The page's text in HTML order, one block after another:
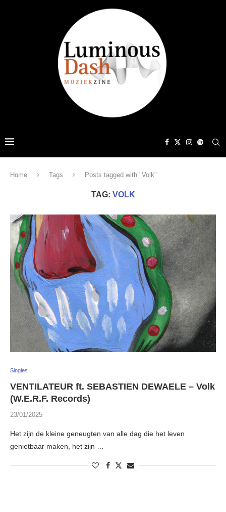
Home Tags Posts tagged with "Volk"
TAG: VOLK
Singles
VENTILATEUR ft. SEBASTIEN DEWAELE – Volk
(W.E.R.F. Records)
23/01/2025
Het zijn de kleine geneugten van alle dag die het leven
genietbaar maken, het zijn …